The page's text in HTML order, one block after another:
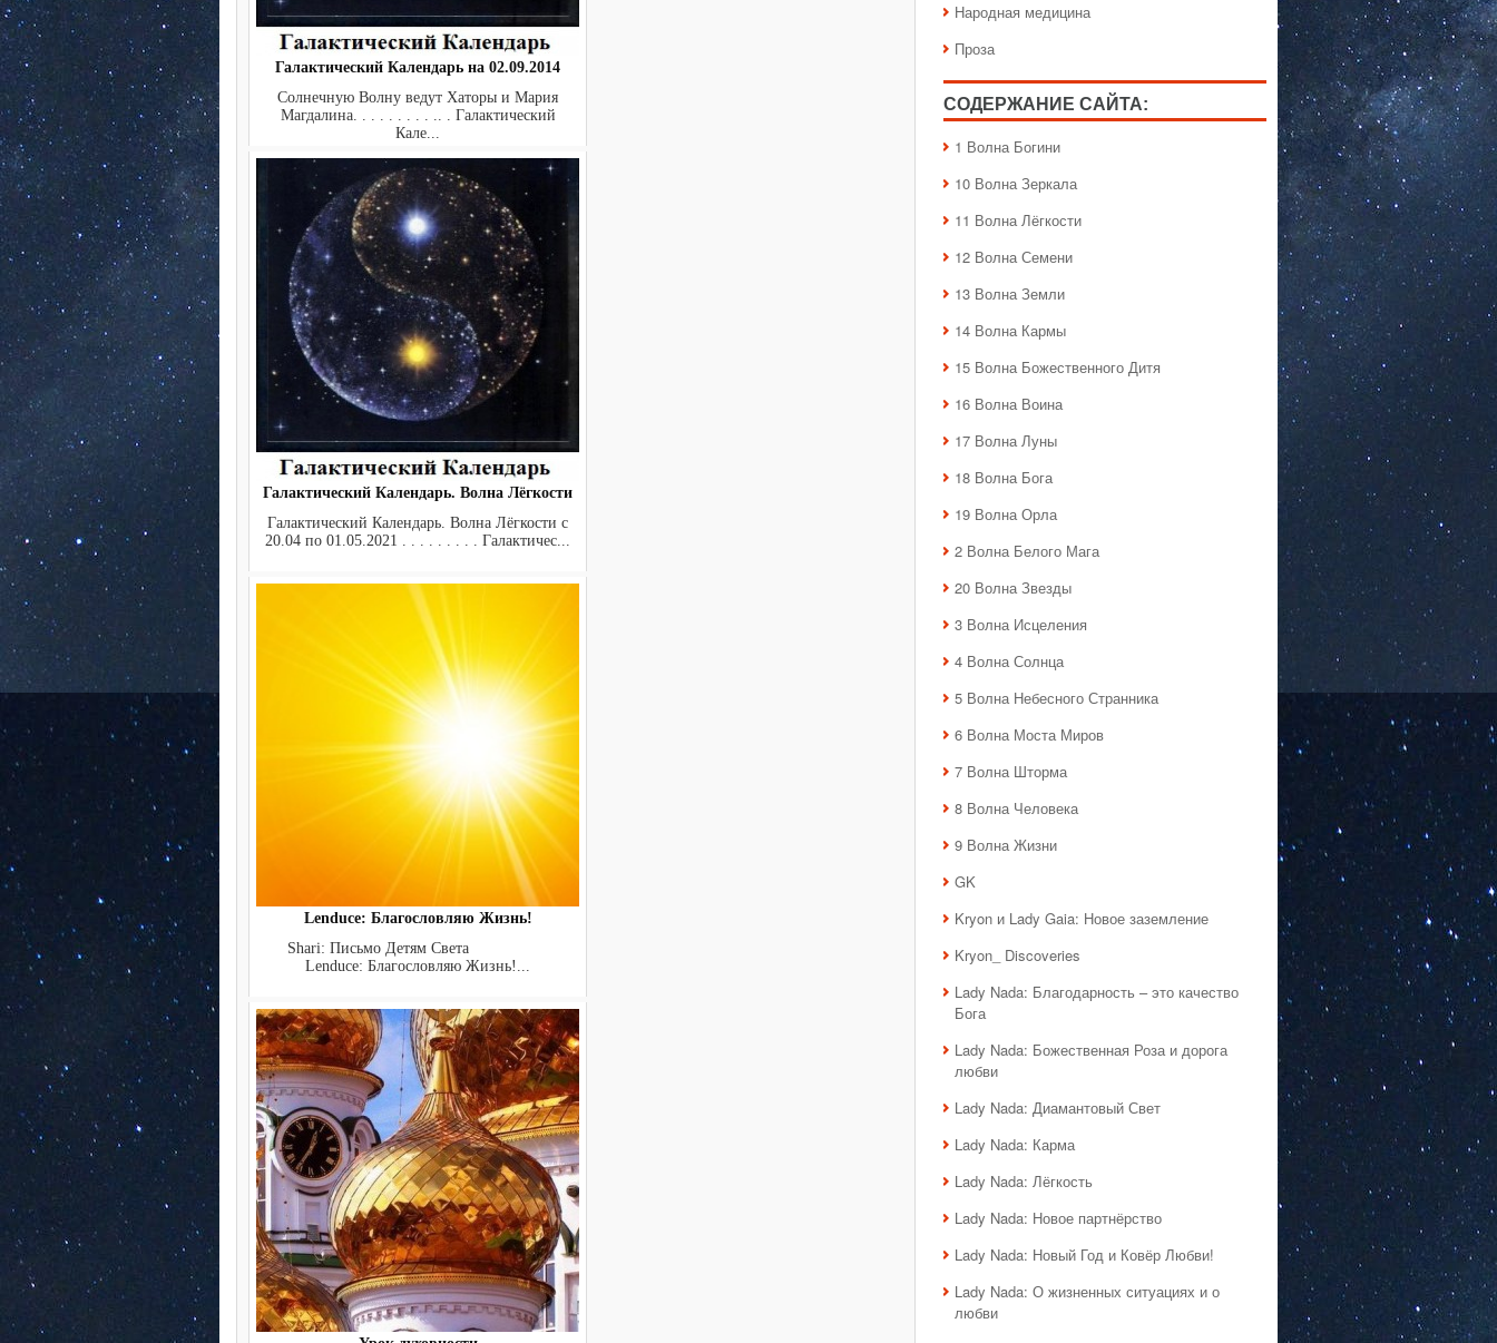
Галактический Календарь на 02.09.2014
Солнечную Волну ведут Хаторы и Мария
Магдалина. . . . . . . . . .. . Галактический
Кале...
Галактический Календарь. Волна Лёгкости
Галактический Календарь. Волна Лёгкости с
20.04 по 01.05.2021 . . . . . . . . . Галактичес...
Lenduce: Благословляю Жизнь!
Shari: Письмо Детям Света
Lenduce: Благословляю Жизнь!...
Народная медицина
Проза
СОДЕРЖАНИЕ САЙТА:
1 Волна Богини
10 Волна Зеркала
11 Волна Лёгкости
12 Волна Семени
13 Волна Земли
14 Волна Кармы
15 Волна Божественного Дитя
16 Волна Воина
17 Волна Луны
18 Волна Бога
19 Волна Орла
2 Волна Белого Мага
20 Волна Звезды
3 Волна Исцеления
4 Волна Солнца
5 Волна Небесного Странника
6 Волна Моста Миров
7 Волна Шторма
8 Волна Человека
9 Волна Жизни
GK
Kryon и Lady Gaia: Новое заземление
Kryon_ Discoveries
Lady Nada: Благодарность – это качество
Бога
Lady Nada: Божественная Роза и дорога
любви
Lady Nada: Диамантовый Свет
Lady Nada: Карма
Lady Nada: Лёгкость
Lady Nada: Новое партнёрство
Lady Nada: Новый Год и Ковёр Любви!
Lady Nada: О жизненных ситуациях и о
любви